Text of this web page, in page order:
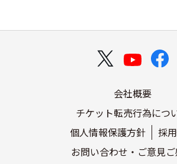
会社概要
チケット転売行為につ
個人情報保護方針
採
お問い合わせ・ご意見